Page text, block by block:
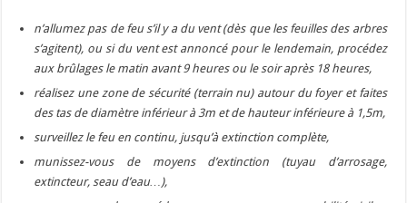
n’allumez pas de feu s’il y a du vent (dès que les feuilles des arbres
s’agitent), ou si du vent est annoncé pour le lendemain, procédez
aux brûlages le matin avant 9 heures ou le soir après 18 heures,
réalisez une zone de sécurité (terrain nu) autour du foyer et faites
des tas de diamètre inférieur à 3m et de hauteur inférieure à 1,5m,
surveillez le feu en continu, jusqu’à extinction complète,
munissez-vous de moyens d’extinction (tuyau d’arrosage,
extincteur, seau d’eau…),